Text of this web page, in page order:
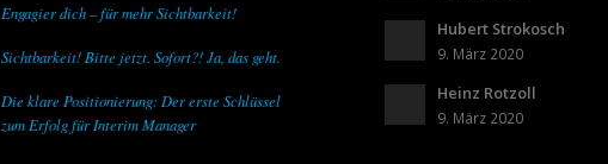
Engagier dich – für mehr Sichtbarkeit!
Sichtbarkeit! Bitte jetzt. Sofort?! Ja, das geht.
Die klare Positionierung: Der erste Schlüssel
zum Erfolg für Interim Manager
Hubert Strokosch
9. März 2020
Heinz Rotzoll
9. März 2020